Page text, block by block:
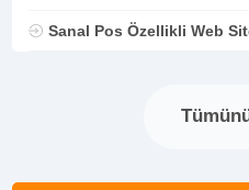
Sanal Pos Özellikli Web